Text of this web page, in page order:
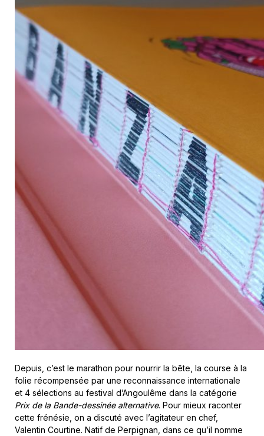
Depuis, c’est le marathon pour nourrir la bête, la course à la
folie récompensée par une reconnaissance internationale
et 4 sélections au festival d’Angoulême dans la catégorie
Prix de la Bande-dessinée alternative. Pour mieux raconter
cette frénésie, on a discuté avec l’agitateur en chef,
Valentin Courtine. Natif de Perpignan, dans ce qu’il nomme